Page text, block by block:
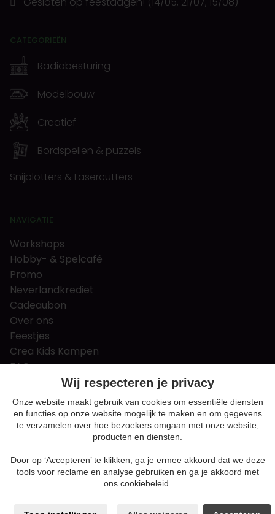
CATEGORIEËN
Radiobesturing
Modelbouw
Creatief
Bordspellen & puzzels
Snijplotters & Lasercutters
NAVIGATIE
Workshops
Hobby- & Spelcafé
Promo
Neverlandkrediet
Cadeaubon
Over ons
Feestjes
Crea Kids Kampen
FAQ
Tips & tricks
Contact
Nieuws & Vacatures
Algemene voorwaarden
Privacy en cookie policy
Sitemap
Wij respecteren je privacy
Onze website maakt gebruik van cookies om essentiële diensten
en functies op onze website mogelijk te maken en om gegevens
te verzamelen over hoe bezoekers omgaan met onze website,
producten en diensten.
Door op ‘Accepteren’ te klikken, ga je ermee akkoord dat we deze
tools voor reclame en analyse gebruiken en ga je akkoord met
ons cookiebeleid.